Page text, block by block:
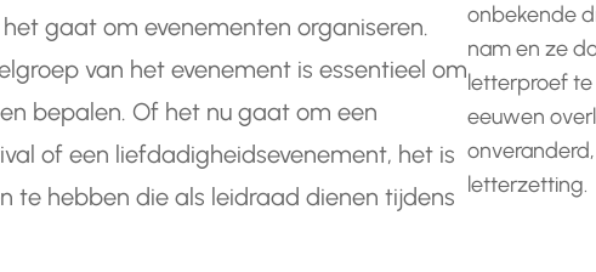
gaat om evenementen organiseren.
van het evenement is essentieel om
bepalen. Of het nu gaat om een
of een liefdadigheidsevenement, het is
te hebben die als leidraad dienen tijdens
onbekende
nam en ze
letterproef te
eeuwen
letterzetting.